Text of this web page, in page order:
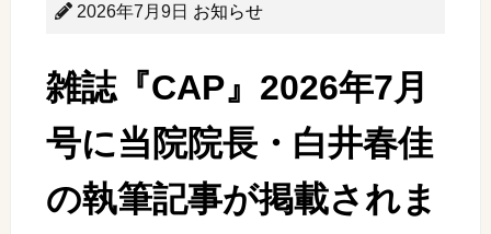
2026年7月9日 お知らせ
雑誌『CAP』2026年7月
号に当院院長・白井春佳
の執筆記事が掲載されま